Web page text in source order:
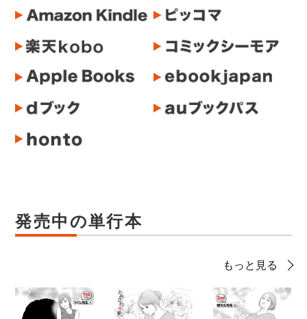
発売中の単行本
もっと見る